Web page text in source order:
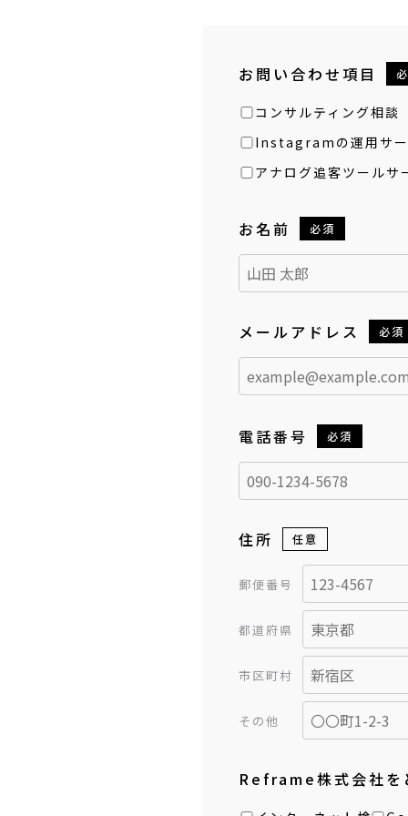
お問い合わせ項目
コンサルティング相談
Instagramの運用サ
アナログ追客ツール
お名前 必須
メールアドレス 必須
こ
の
フ
ル
は
空
ま
に
電話番号 必須
住所 任意
郵便番号
都道府県
市区町村
その他
Reframe株式会社を